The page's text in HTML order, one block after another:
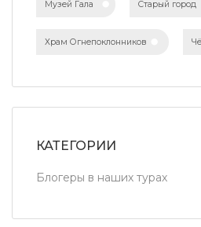
Музей Гала Старый город
Храм Огнепоклонников
КАТЕГОРИИ
Блогеры в наших турах